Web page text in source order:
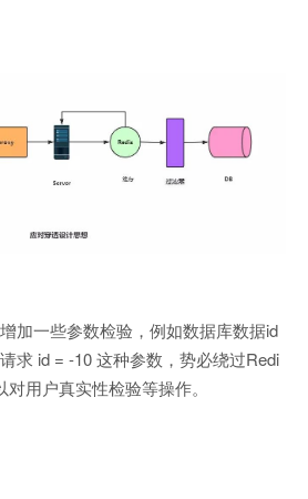
加一些参数检验，例如数据库数据id
求 id = -10 这种参数，势必绕过Redi
用户真实性检验等操作。